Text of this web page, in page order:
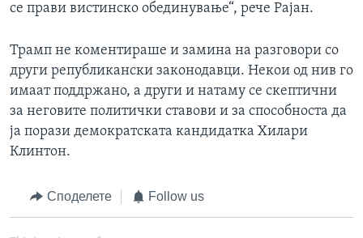
се прави вистинско обединување“, рече Рајан.
Трамп не коментираше и замина на разговори со
други републикански законодавци. Некои од нив го
имаат поддржано, а други и натаму се скептични
за неговите политички ставови и за способноста да
ја порази демократската кандидатка Хилари
Клинтон.
Споделете Follow us